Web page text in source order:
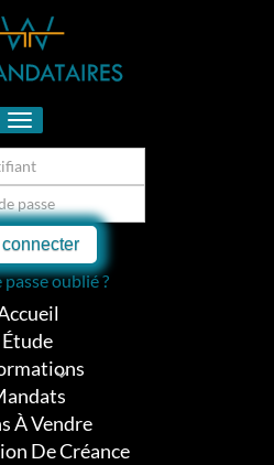
Toggle
navigation
oublié ?
Étude
À Vendre
De Créance